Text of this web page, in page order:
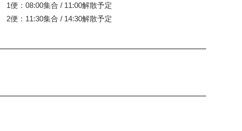
1便：08:00集合 / 11:00解散予定
2便：11:30集合 / 14:30解散予定